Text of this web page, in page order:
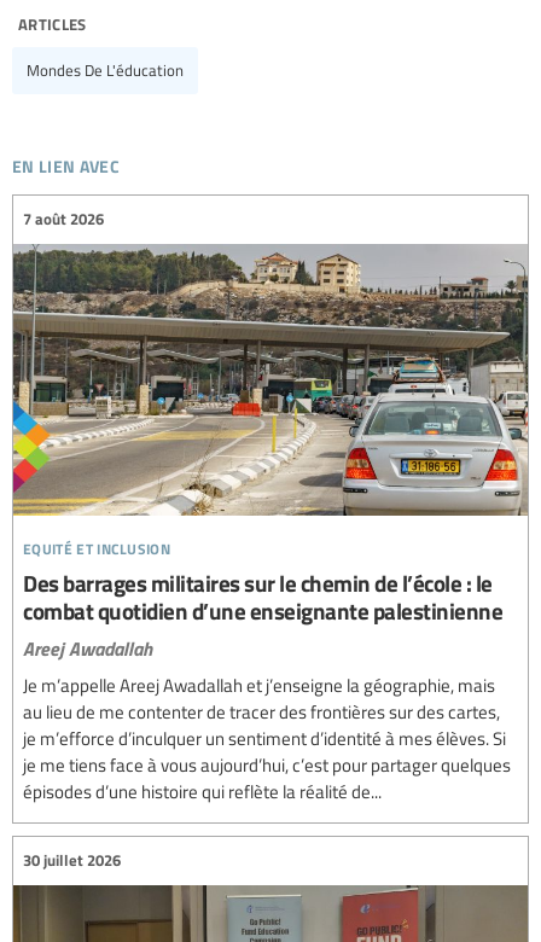
articles
Mondes De L'éducation
en lien avec
equité et inclusion
7 août 2026
Des barrages militaires sur le chemin de l’école : le
combat quotidien d’une enseignante palestinienne
Areej Awadallah
Je m’appelle Areej Awadallah et j’enseigne la géographie, mais
au lieu de me contenter de tracer des frontières sur des cartes,
je m’efforce d’inculquer un sentiment d’identité à mes élèves. Si
je me tiens face à vous aujourd’hui, c’est pour partager quelques
épisodes d’une histoire qui reflète la réalité de...
30 juillet 2026